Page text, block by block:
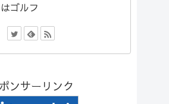
ゴルフ
ンサーリンク